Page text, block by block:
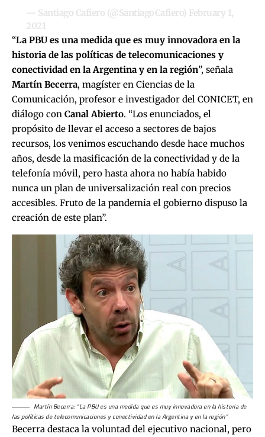
— Santiago Cafiero (@SantiagoCafiero) February 1,
2021
“La PBU es una medida que es muy innovadora en la
historia de las políticas de telecomunicaciones y
conectividad en la Argentina y en la región”, señala
Martín Becerra, magíster en Ciencias de la
Comunicación, profesor e investigador del CONICET, en
diálogo con Canal Abierto. “Los enunciados, el
propósito de llevar el acceso a sectores de bajos
recursos, los venimos escuchando desde hace muchos
años, desde la masificación de la conectividad y de la
telefonía móvil, pero hasta ahora no había habido
nunca un plan de universalización real con precios
accesibles. Fruto de la pandemia el gobierno dispuso la
creación de este plan”.
Martín Becerra: “La PBU es una medida que es muy innovadora en la historia de
las políticas de telecomunicaciones y conectividad en la Argentina y en la región”
Becerra destaca la voluntad del ejecutivo nacional, pero